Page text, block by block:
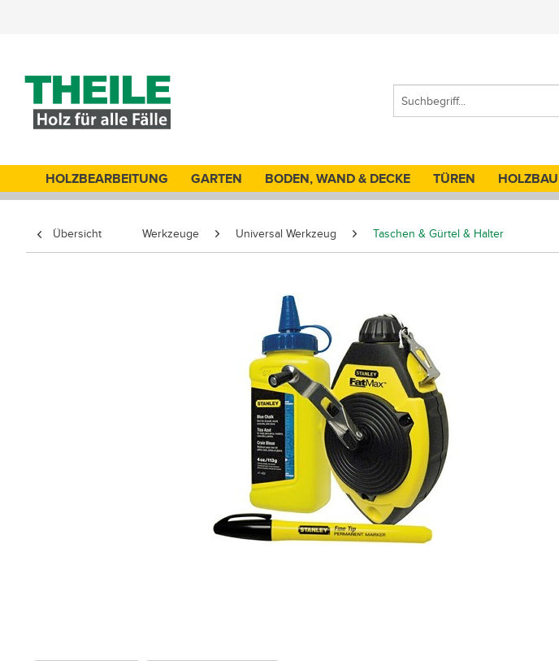
HOLZBEARBEITUNG GARTEN BODEN, WAND & DECKE TÜREN HOLZBAU
Übersicht Werkzeuge Universal Werkzeug Taschen & Gürtel & Halter